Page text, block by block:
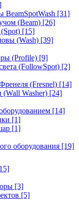
BeamSpotWash [31]
(Beam) [26]
[15]
(Wash) [39]
(Profile) [9]
(FollowSpot) [2]
(Fresnel) [14]
Washer) [24]
[14]
[1]
[1]
оборудования [19]
[3]
[5]